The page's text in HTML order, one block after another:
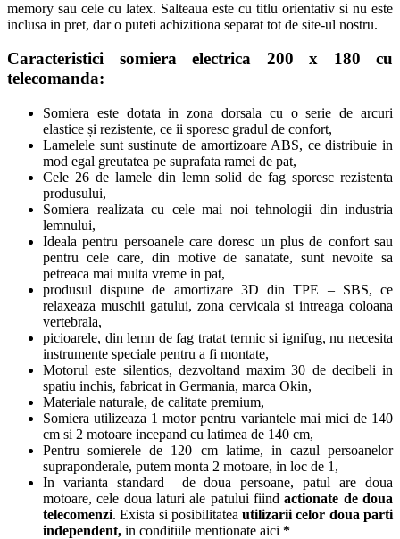
memory sau cele cu latex. Salteaua este cu titlu orientativ si nu este
inclusa in pret, dar o puteti achizitiona separat tot de site-ul nostru.
Caracteristici somiera electrica 200 x 180 cu
telecomanda:
Somiera este dotata in zona dorsala cu o serie de arcuri
elastice și rezistente, ce ii sporesc gradul de confort,
Lamelele sunt sustinute de amortizoare ABS, ce distribuie in
mod egal greutatea pe suprafata ramei de pat,
Cele 26 de lamele din lemn solid de fag sporesc rezistenta
produsului,
Somiera realizata cu cele mai noi tehnologii din industria
lemnului,
Ideala pentru persoanele care doresc un plus de confort sau
pentru cele care, din motive de sanatate, sunt nevoite sa
petreaca mai multa vreme in pat,
produsul dispune de amortizare 3D din TPE – SBS, ce
relaxeaza muschii gatului, zona cervicala si intreaga coloana
vertebrala,
picioarele, din lemn de fag tratat termic si ignifug, nu necesita
instrumente speciale pentru a fi montate,
Motorul este silentios, dezvoltand maxim 30 de decibeli in
spatiu inchis, fabricat in Germania, marca Okin,
Materiale naturale, de calitate premium,
Somiera utilizeaza 1 motor pentru variantele mai mici de 140
cm si 2 motoare incepand cu latimea de 140 cm,
Pentru somierele de 120 cm latime, in cazul persoanelor
supraponderale, putem monta 2 motoare, in loc de 1,
In varianta standard de doua persoane, patul are doua
motoare, cele doua laturi ale patului fiindactionate de doua
telecomenzi. Exista si posibilitateautilizarii celor doua parti
independent, in conditiile mentionate aici *